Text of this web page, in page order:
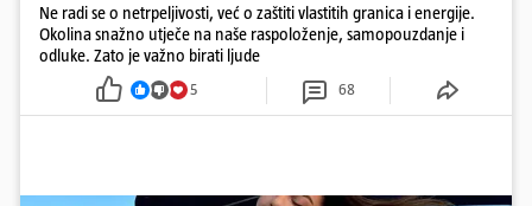
Ne radi se o netrpeljivosti, već o zaštiti vlastitih granica i energije.
Okolina snažno utječe na naše raspoloženje, samopouzdanje i
odluke. Zato je važno birati ljude
5 68